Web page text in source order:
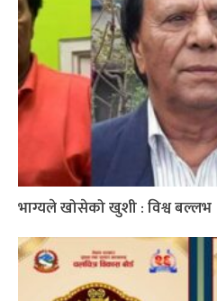
भाग्यले खोसेको खुशी : विश्व बल्लभ